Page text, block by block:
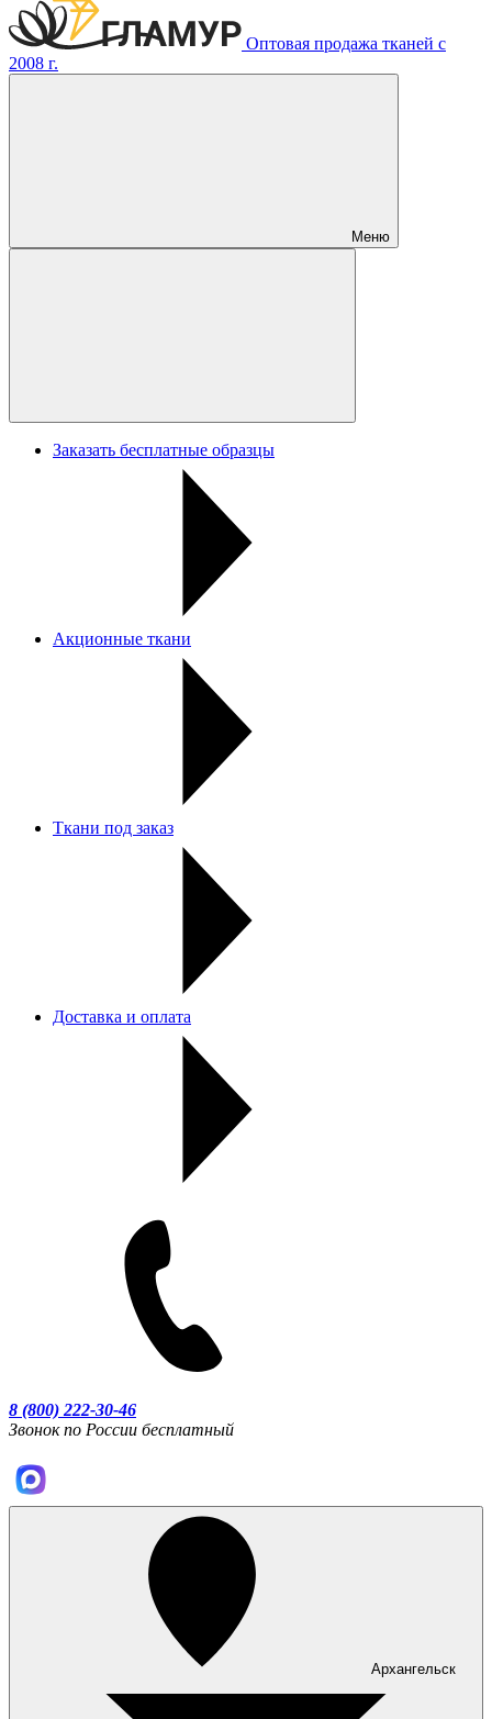
Оптовая продажа тканей с
2008 г.
Меню
Заказать бесплатные образцы
Акционные ткани
Ткани под заказ
Доставка и оплата
8 (800) 222-30-46
Звонок по России бесплатный
Архангельск